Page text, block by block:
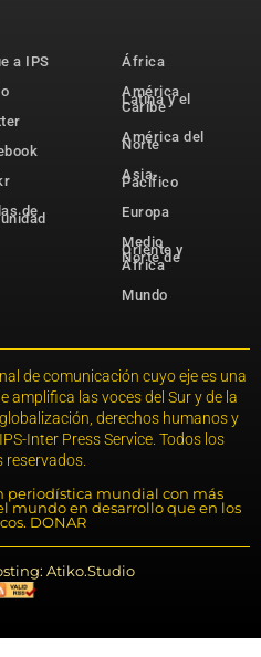
a IPS
de
África
América
Latina y el
Caribe
América del
Norte
Asia-
Pacífico
Europa
Medio
Oriente y
Norte de
África
Mundo
de comunicación cuyo eje es una
amplifica las voces del Sur y de la
derechos humanos y
Inter Press Service. Todos los
reservados.
periodística mundial con más
mundo en desarrollo que en los
DONAR
Atiko.Studio